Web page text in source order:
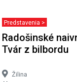
Predstavenia >
Radošinské
Tvár z bilbordu
Žilina